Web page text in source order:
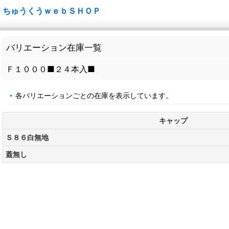
ちゅうくうｗｅｂＳＨＯＰ
バリエーション在庫一覧
Ｆ１０００■２４本入■
各バリエーションごとの在庫を表示しています。
キャップ
Ｓ８６白無地
蓋無し